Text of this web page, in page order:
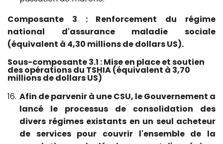
Composante 3 : Renforcement du régime
national d'assurance maladie sociale
(équivalent à 4,30 millions de dollars US).
Sous-composante 3.1 : Mise en place et soutien
des opérations du TSHIA (équivalent à 3,70
millions de dollarsUS)
16. Afin de parvenir à une CSU, le Gouvernement a
lancé le processus de consolidation des
divers régimes existants en un seul acheteur
de services pour couvrir l'ensemble de la